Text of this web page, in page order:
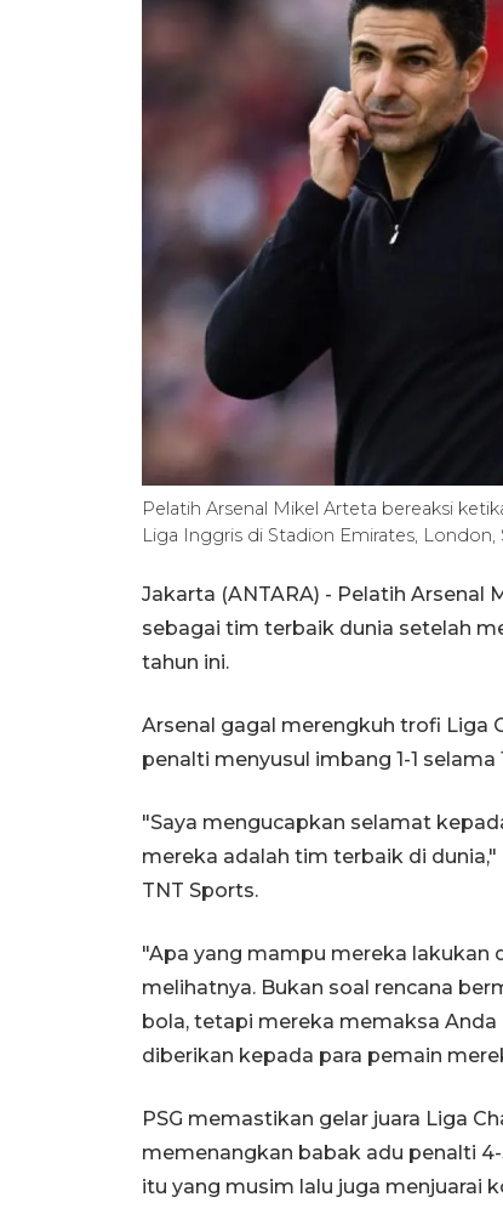
Pelatih Arsenal Mikel Arteta bereaksi
Liga Inggris di Stadion Emirates,
Jakarta (ANTARA) - Pelatih Arsenal
sebagai tim terbaik dunia setelah
tahun ini.
Arsenal gagal merengkuh trofi Liga
penalti menyusul imbang 1-1
"Saya mengucapkan selamat
mereka adalah tim terbaik di
TNT Sports.
"Apa yang mampu mereka lakukan
melihatnya. Bukan soal rencana
bola, tetapi mereka memaksa
diberikan kepada para pemain
PSG memastikan gelar juara Liga
memenangkan babak adu penalti
itu yang musim lalu juga menjuarai